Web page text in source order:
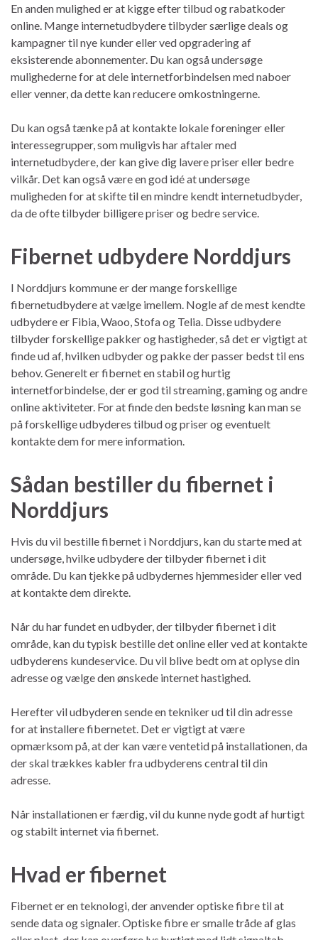
En anden mulighed er at kigge efter tilbud og rabatkoder
online. Mange internetudbydere tilbyder særlige deals og
kampagner til nye kunder eller ved opgradering af
eksisterende abonnementer. Du kan også undersøge
mulighederne for at dele internetforbindelsen med naboer
eller venner, da dette kan reducere omkostningerne.
Du kan også tænke på at kontakte lokale foreninger eller
interessegrupper, som muligvis har aftaler med
internetudbydere, der kan give dig lavere priser eller bedre
vilkår. Det kan også være en god idé at undersøge
muligheden for at skifte til en mindre kendt internetudbyder,
da de ofte tilbyder billigere priser og bedre service.
Fibernet udbydere Norddjurs
I Norddjurs kommune er der mange forskellige
fibernetudbydere at vælge imellem. Nogle af de mest kendte
udbydere er Fibia, Waoo, Stofa og Telia. Disse udbydere
tilbyder forskellige pakker og hastigheder, så det er vigtigt at
finde ud af, hvilken udbyder og pakke der passer bedst til ens
behov. Generelt er fibernet en stabil og hurtig
internetforbindelse, der er god til streaming, gaming og andre
online aktiviteter. For at finde den bedste løsning kan man se
på forskellige udbyderes tilbud og priser og eventuelt
kontakte dem for mere information.
Sådan bestiller du fibernet i
Norddjurs
Hvis du vil bestille fibernet i Norddjurs, kan du starte med at
undersøge, hvilke udbydere der tilbyder fibernet i dit
område. Du kan tjekke på udbydernes hjemmesider eller ved
at kontakte dem direkte.
Når du har fundet en udbyder, der tilbyder fibernet i dit
område, kan du typisk bestille det online eller ved at kontakte
udbyderens kundeservice. Du vil blive bedt om at oplyse din
adresse og vælge den ønskede internet hastighed.
Herefter vil udbyderen sende en tekniker ud til din adresse
for at installere fibernetet. Det er vigtigt at være
opmærksom på, at der kan være ventetid på installationen, da
der skal trækkes kabler fra udbyderens central til din
adresse.
Når installationen er færdig, vil du kunne nyde godt af hurtigt
og stabilt internet via fibernet.
Hvad er fibernet
Fibernet er en teknologi, der anvender optiske fibre til at
sende data og signaler. Optiske fibre er smalle tråde af glas